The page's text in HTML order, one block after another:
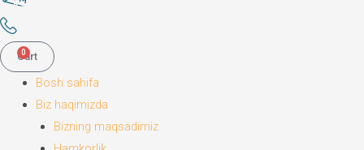
0
Cart
Bosh sahifa
Biz haqimizda
Bizning maqsadimiz